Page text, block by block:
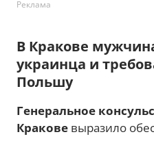
Реклама
В Кракове
украинца и
Польшу
Генеральное
Кракове выразило